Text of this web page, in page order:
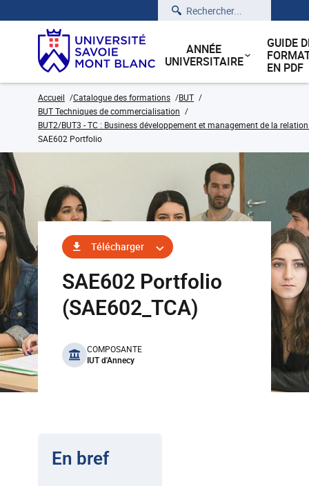
Rechercher
ANNÉE
UNIVERSITAIRE
GUIDE
EN PDF
Accueil Catalogue des formations
BUT
BUT Techniques de commercialisation
BUT2/BUT3 - TC : Business développement et management de la
SAE602 Portfolio
Télécharger
SAE602 Portfolio
(SAE602_TCA)
benefits
COMPOSANTE
IUT d'Annecy
En bref